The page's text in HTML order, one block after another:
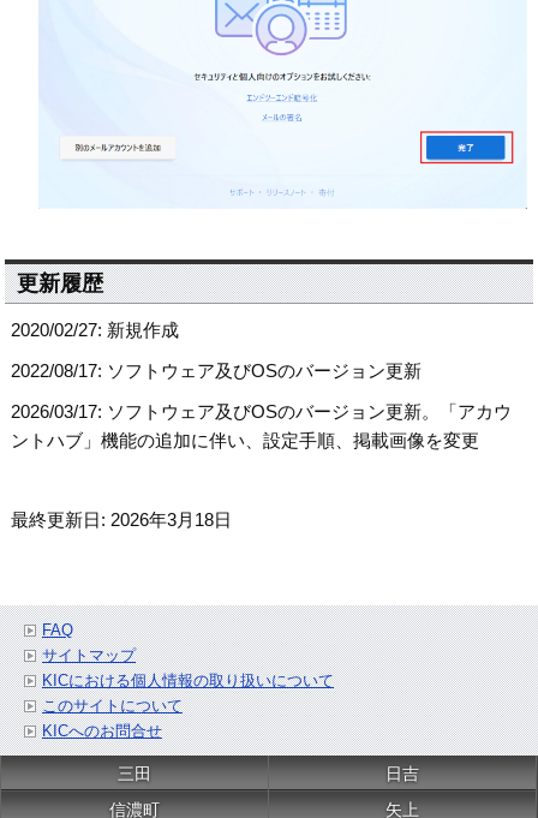
更新履歴
2020/02/27: 新規作成
2022/08/17: ソフトウェア及びOSのバージョン更新
2026/03/17: ソフトウェア及びOSのバージョン更新。「アカウ
ントハブ」機能の追加に伴い、設定手順、掲載画像を変更
最終更新日: 2026年3月18日
FAQ
サイトマップ
KICにおける個人情報の取り扱いについて
このサイトについて
KICへのお問合せ
三田
日吉
信濃町
矢上